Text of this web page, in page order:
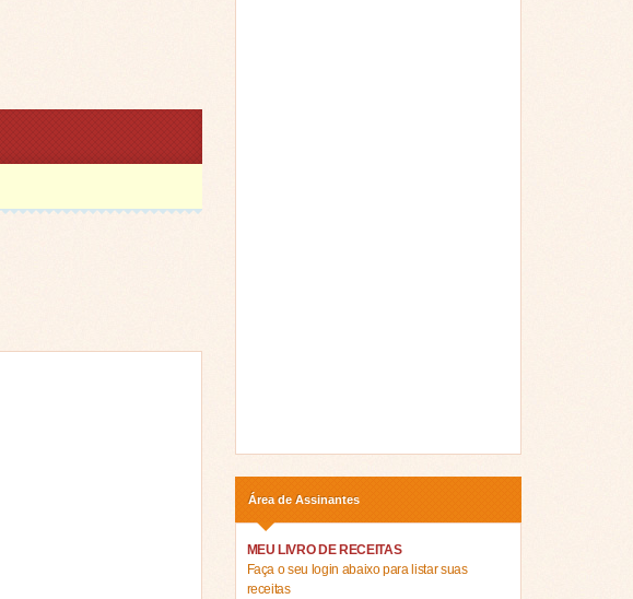
Área de Assinantes
MEU LIVRO DE RECEITAS
Faça o seu login abaixo para listar suas
receitas